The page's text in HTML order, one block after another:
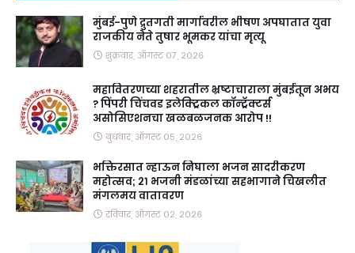
मुंबई-पुणे द्रुतगती मार्गावरील भीषण अपघातात युवा
राजकीय नेते तुषार भूमकर यांचा मृत्यू
शुक्रवार, ऑगस्ट ०७, २०२६
महावितरणच्या शहरातील भ्रष्टाचाराला मुंबईतून अभय
? पिंपरी चिंचवड इलेक्ट्रिकल कॉन्ट्रॅक्टर्स
असोसिएशनचा खळबळजनक आरोप !!
बुधवार, ऑगस्ट ०५, २०२६
भक्तिरसात न्हाऊन निघाला भजन सादरीकरण
महोत्सव; २१ भजनी मंडळांच्या सहभागाने चिखलीत
मंगलमय वातावरण
रविवार, ऑगस्ट ०२, २०२६